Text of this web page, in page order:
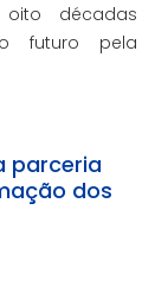
décadas
futuro pela
parceria
dos